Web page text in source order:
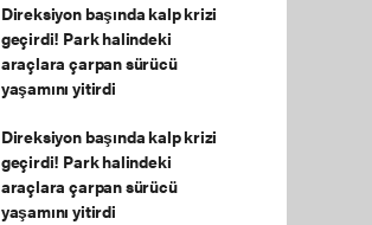
Direksiyon başında kalp krizi
geçirdi! Park halindeki
araçlara çarpan sürücü
yaşamını yitirdi
Direksiyon başında kalp krizi
geçirdi! Park halindeki
araçlara çarpan sürücü
yaşamını yitirdi